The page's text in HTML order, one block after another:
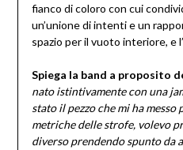
fianco di coloro con cui
un’unione di intenti e un
spazio per il vuoto interiore, e
Spiega la band a proposito
nato istintivamente con una
stato il pezzo che mi ha
metriche delle strofe, volevo
diverso prendendo spunto da